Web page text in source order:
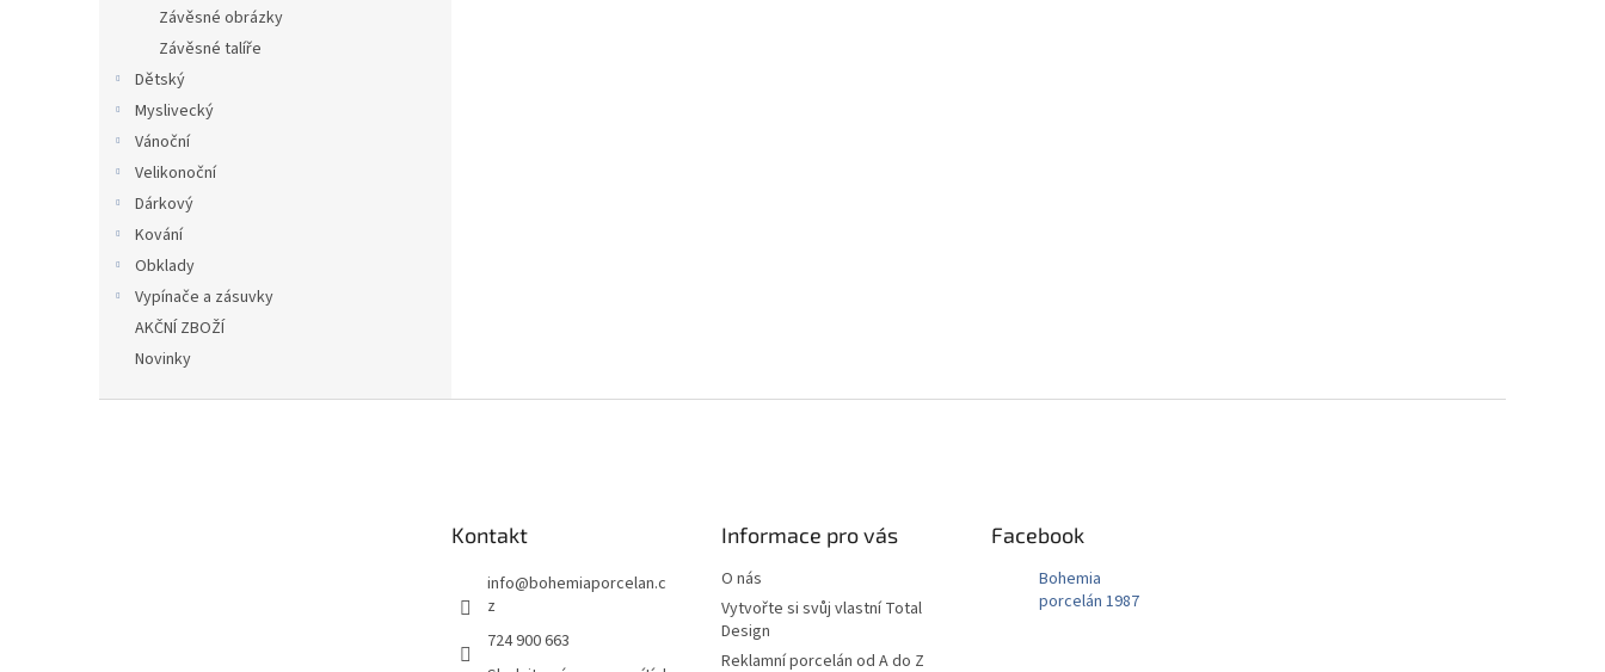
Závěsné obrázky
Závěsné talíře
Dětský
Myslivecký
Vánoční
Velikonoční
Dárkový
Kování
Obklady
Vypínače a zásuvky
AKČNÍ ZBOŽÍ
Novinky
Kontakt
info@bohemiaporcelan.c
z
724 900 663
Informace pro vás
O nás
Vytvořte si svůj vlastní Total
Design
Reklamní porcelán od A do Z
Facebook
Bohemia
porcelán 1987